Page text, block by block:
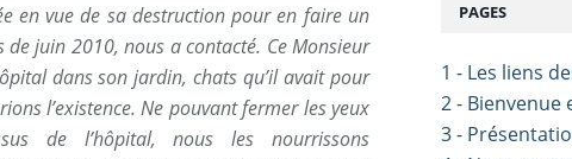
en vue de sa destruction pour en faire un
juin 2010, nous a contacté. Ce Monsieur
dans son jardin, chats qu’il avait pour
l’existence. Ne pouvant fermer les yeux
de l’hôpital, nous les nourrissons
PAGES
1 - Les liens
2 - Bienvenue
3 -